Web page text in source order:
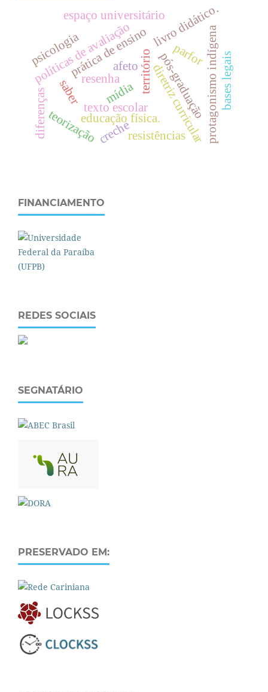
resenha territóriodiretriz curricular
prática de ensino
texto escolar
políticas de avaliação
espaço universitário
pós-graduaçãoprotagonismo indígena
saber mídia
livro didático.
parfor
educação física.
creche
bases legais
psicologia
teorização
diferenças
afeto
resistências
FINANCIAMENTO
REDES SOCIAIS
SEGNATÁRIO
PRESERVADO EM: